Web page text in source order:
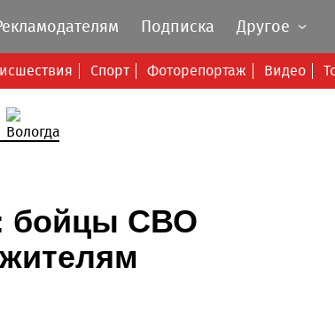
Спорт Фоторепортаж Видео
Подписка Другое
бойцы СВО